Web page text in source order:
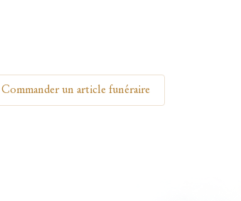
Commander un article funéraire